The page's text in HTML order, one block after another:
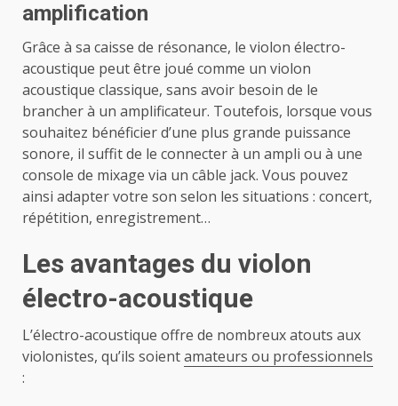
amplification
Grâce à sa caisse de résonance, le violon électro-
acoustique peut être joué comme un violon
acoustique classique, sans avoir besoin de le
brancher à un amplificateur. Toutefois, lorsque vous
souhaitez bénéficier d’une plus grande puissance
sonore, il suffit de le connecter à un ampli ou à une
console de mixage via un câble jack. Vous pouvez
ainsi adapter votre son selon les situations : concert,
répétition, enregistrement…
Les avantages du violon
électro-acoustique
L’électro-acoustique offre de nombreux atouts aux
violonistes, qu’ils soientamateurs ou professionnels
: